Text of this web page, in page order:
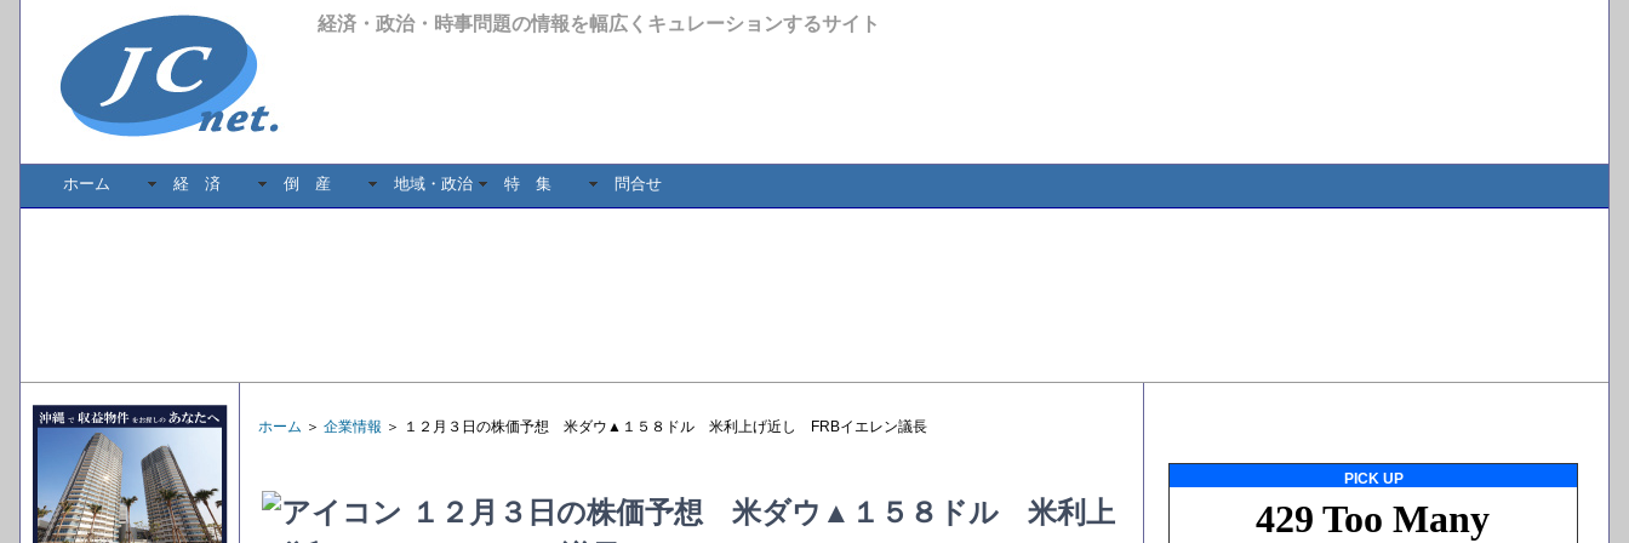
経済・政治・時事問題の情報を幅広くキュレーションするサイト
ホーム 経 済 倒 産 地域・政治 特 集 問合せ
ホーム ＞ 企業情報 ＞ １２月３日の株価予想 米ダウ▲１５８ドル 米利上げ近し FRBイエレン議長
１２月３日の株価予想 米ダウ▲１５８ドル 米利上
PICK UP